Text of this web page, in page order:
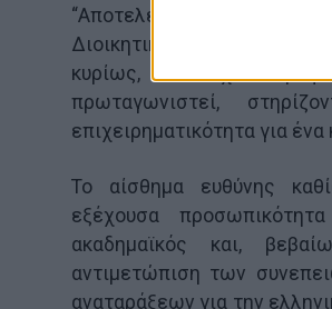
“Αποτελεί εξαιρετική
Διοικητικού Συμβουλίου
κυρίως, που έχει τη
πρωταγωνιστεί,
επιχειρηματικότητα για
Το αίσθημα ευθύνης
εξέχουσα
ακαδημαϊκός και,
αντιμετώπιση των
αναταράξεων για την